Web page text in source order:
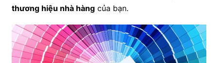
thương hiệu nhà hàngcủa bạn.